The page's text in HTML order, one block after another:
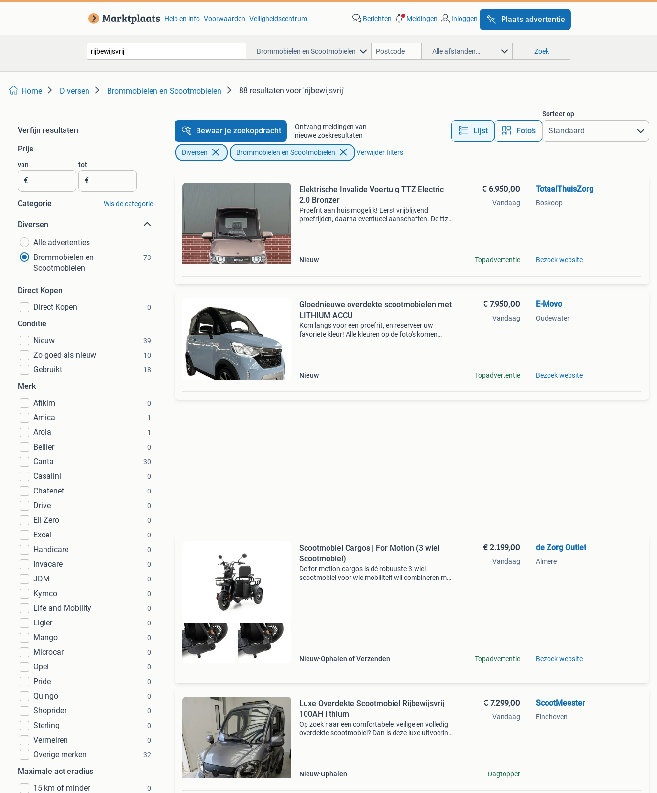
Help en info Voorwaarden Veiligheidscentrum Berichten Meldingen Inloggen Plaats advertentie
Brommobielen en Scootmobielen Alle afstanden… Zoek
Home Diversen Brommobielen en Scootmobielen 88 resultaten voor 'rijbewijsvrij'
Verfijn resultaten
Prijs
van
€
tot
€
Categorie Wis de categorie
Diversen
Alle advertenties
Brommobielen en
Scootmobielen
73
Direct Kopen
Direct Kopen
0
Conditie
Nieuw
39
Zo goed als nieuw 10
Gebruikt 18
Merk
Afikim
0
Amica 1
Arola 1
Bellier 0
Canta 30
Casalini 0
Chatenet 0
Drive 0
Eli Zero 0
Excel 0
Handicare 0
Invacare 0
JDM 0
Kymco 0
Life and Mobility 0
Ligier 0
Mango 0
Microcar 0
Opel 0
Pride 0
Quingo 0
Shoprider 0
Sterling 0
Vermeiren 0
Overige merken 32
Maximale actieradius
15 km of minder
0
Bewaar je zoekopdracht
Ontvang meldingen van
nieuwe zoekresultaten
Lijst Foto’s
Sorteer op
Diversen Brommobielen en Scootmobielen Verwijder filters
Elektrische Invalide Voertuig TTZ Electric
2.0 Bronzer
Proefrit aan huis mogelijk! Eerst vrijblijvend
proefrijden, daarna eventueel aanschaffen. De ttz
Nieuw
€ 6.950,00
Vandaag
Topadvertentie
TotaalThuisZorg
Boskoop
Bezoek website
Gloednieuwe overdekte scootmobielen met
LITHIUM ACCU
Kom langs voor een proefrit, en reserveer uw
favoriete kleur! Alle kleuren op de foto's komen
Nieuw
€ 7.950,00
Vandaag
Topadvertentie
E-Movo
Oudewater
Bezoek website
Scootmobiel Cargos | For Motion (3 wiel
Scootmobiel)
De for motion cargos is dé robuuste 3-wiel
scootmobiel voor wie mobiliteit wil combineren met
Nieuw Ophalen of Verzenden
€ 2.199,00
Vandaag
Topadvertentie
de Zorg Outlet
Almere
Bezoek website
Luxe Overdekte Scootmobiel Rijbewijsvrij
100AH lithium
Op zoek naar een comfortabele, veilige en volledig
overdekte scootmobiel? Dan is deze luxe uitvoering
Nieuw Ophalen
€ 7.299,00
Vandaag
Dagtopper
ScootMeester
Eindhoven